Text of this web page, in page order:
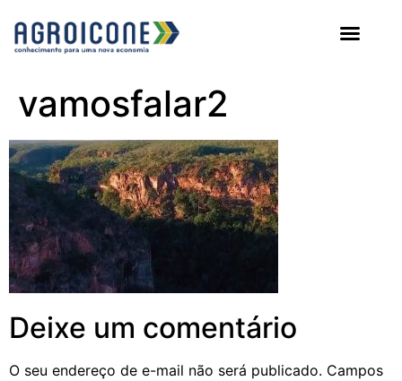
vamosfalar2
Deixe um comentário
O seu endereço de e-mail não será publicado. Campos